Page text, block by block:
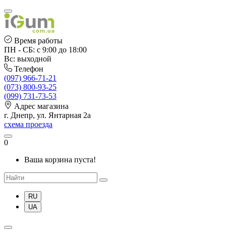
Время работы
ПН - СБ: с 9:00 до 18:00
Вс: выходной
Телефон
(097) 966-71-21
(073) 800-93-25
(099) 731-73-53
Адрес магазина
г. Днепр, ул. Янтарная 2а
схема проезда
0
Ваша корзина пуста!
RU
UA